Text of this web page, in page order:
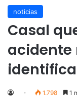
noticias
Casal
acidente
1.798 1